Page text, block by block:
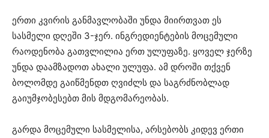
ერთი კვირის განმავლობაში უნდა მიირთვათ ეს
სასმელი დღეში 3-ჯერ. ინგრედიენტების მოცემული
რაოდენობა გათვლილია ერთ ულუფაზე. ყოველ ჯერზე
უნდა დაამზადოთ ახალი ულუფა. ამ დროში თქვენ
ბოლომდე გაიწმენდთ ღვიძლს და საგრძნობლად
გაიუმჯობესებთ მის მდგომარეობას.
გარდა მოცემული სასმელისა, არსებობს კიდევ ერთი